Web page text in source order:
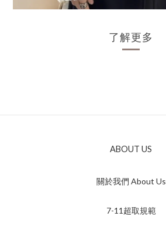
了解更多
ABOUT US
關於我們 About Us
7-11超取規範